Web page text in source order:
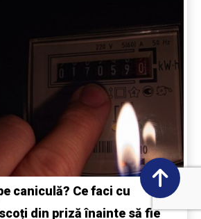
caniculă? Ce faci cu
din priză înainte să fie